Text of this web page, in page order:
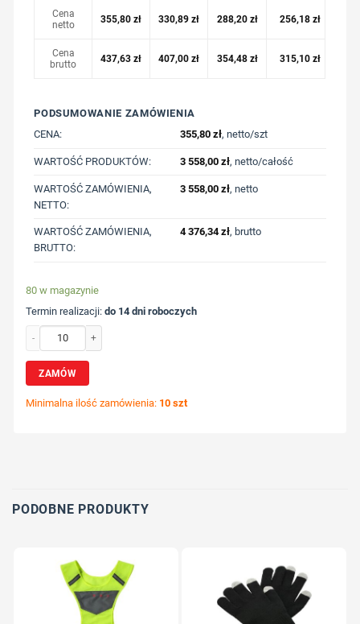
Cena
netto
355,80zł 330,89zł 288,20 zł 256,18 zł
Cena
brutto
437,63zł 407,00zł 354,48 zł 315,10 zł
PODSUMOWANIE ZAMÓWIENIA
CENA:
355,80 zł, netto/szt
WARTOŚĆ PRODUKTÓW: 3 558,00 zł, netto/całość
WARTOŚĆ ZAMÓWIENIA,
NETTO:
3 558,00 zł, netto
WARTOŚĆ ZAMÓWIENIA,
BRUTTO:
4 376,34zł, brutto
80 w magazynie
Termin realizacji:do 14 dni roboczych
ZAMÓW
Minimalna ilość zamówienia: 10 szt
PODOBNE PRODUKTY